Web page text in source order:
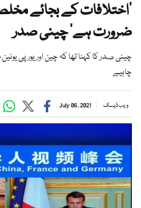
’اختلافات کے بجائے
ضرورت ہے‘ چینی صدر
چینی صدر کا کہنا تھا کہ چین اور یورپی
چاہیے
ویب ڈیسک July 06, 2021